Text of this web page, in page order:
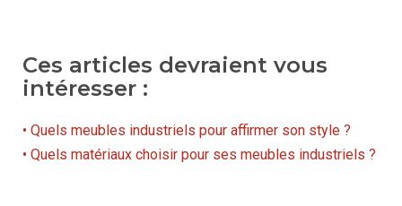
Ces articles devraient vous
intéresser :
• Quels meubles industriels pour affirmer son style ?
• Quels matériaux choisir pour ses meubles industriels ?